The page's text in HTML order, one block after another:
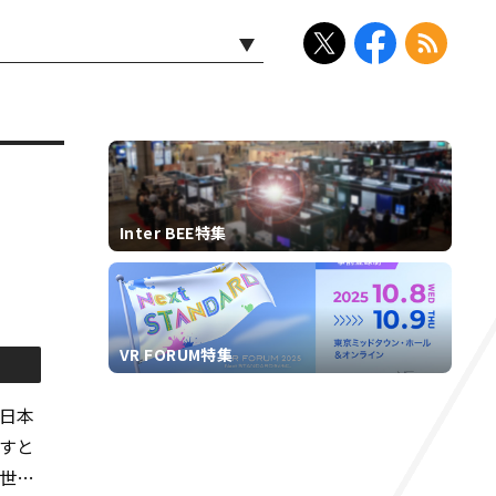
本
と
界
Inter BEE特集
VR FORUM特集